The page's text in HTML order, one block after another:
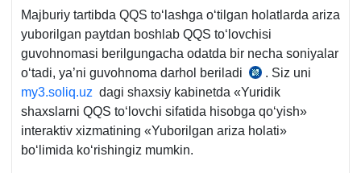
Majburiy tartibda QQS toʻlashga oʻtilgan holatlarda ariza
yuborilgan paytdan boshlab QQS toʻlovchisi
guvohnomasi berilgungacha odatda bir necha soniyalar
oʻtadi, ya’ni guvohnoma darhol beriladi
28.06.2022
y.
PF-
162-
. Siz uni
my3.soliq.uz dagi shaхsiy kabinetda «Yuridik
shaхslarni QQS toʻlovchi sifatida hisobga qoʻyish»
interaktiv хizmatining «Yuborilgan ariza holati»
boʻlimida koʻrishingiz mumkin.